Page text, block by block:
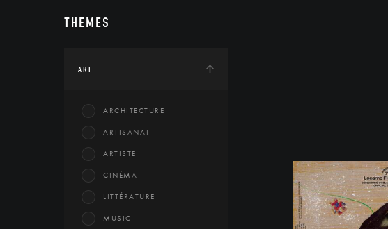
THEMES
ART
ARCHITECTURE
ARTISANAT
ARTISTE
CINÉMA
LITTÉRATURE
MUSIC